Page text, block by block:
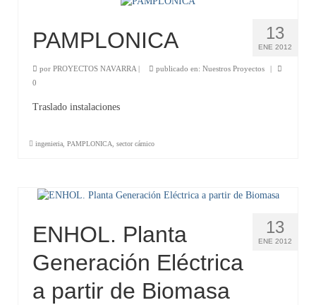
13
ENE 2012
PAMPLONICA
por PROYECTOS NAVARRA publicado en: Nuestros Proyectos
0
Traslado instalaciones
ingenieria, PAMPLONICA, sector cárnico
13
ENE 2012
ENHOL. Planta
Generación Eléctrica
a partir de Biomasa